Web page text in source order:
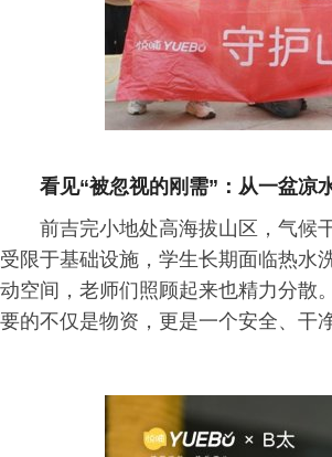
看见“被忽视的刚需”：从一盆凉
前吉完小地处高海拔山区，气候
受限于基础设施，学生长期面临热水
动空间，老师们照顾起来也精力分
要的不仅是物资，更是一个安全、干